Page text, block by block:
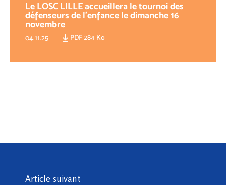
Le LOSC LILLE accueillera le tournoi des
défenseurs de l'enfance le dimanche 16
novembre
04.11.25 PDF 284 Ko
Article suivant